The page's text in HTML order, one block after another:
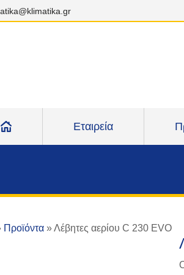
Εταιρεία
Προϊόντα »Λέβητες αερίου C 230 EVO